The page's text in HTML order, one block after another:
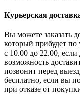
Курьерская
Вы можете заказать
который прибудет по
с 10.00 до 22.00, если
возможность
позвонит перед
бесплатно, если вы
при отказе от